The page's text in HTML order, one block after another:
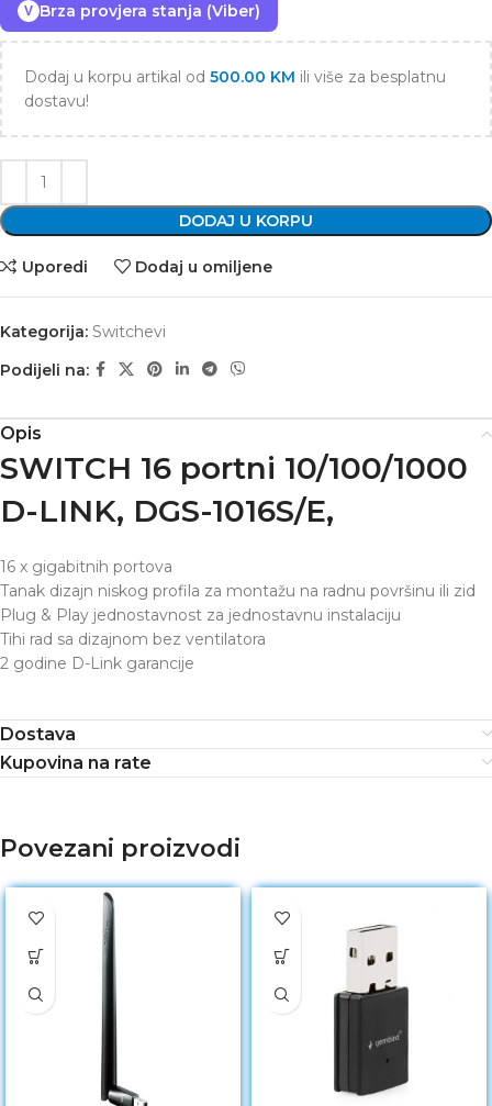
V Brza provjera stanja (Viber)
Dodaj u korpu artikal od 500.00 KM ili više za besplatnu
dostavu!
DODAJ U KORPU
Uporedi Dodaj u omiljene
Kategorija: Switchevi
Podijeli na:
Opis
SWITCH 16 portni 10/100/1000
D-LINK, DGS-1016S/E,
16 x gigabitnih portova
Tanak dizajn niskog profila za montažu na radnu površinu ili zid
Plug & Play jednostavnost za jednostavnu instalaciju
Tihi rad sa dizajnom bez ventilatora
2 godine D-Link garancije
Dostava
Kupovina na rate
Povezani proizvodi